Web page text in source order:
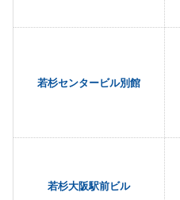
若杉センタービル別館
若杉大阪駅前ビル